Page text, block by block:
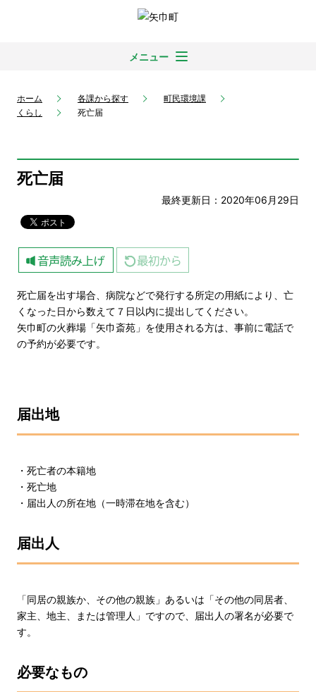
メニュー
ホーム 各課から探す
町民環境課
くらし
死亡届
死亡届
最終更新日：2020年06月29日
死亡届を出す場合、病院などで発行する所定の用紙により、亡
くなった日から数えて７日以内に提出してください。
矢巾町の火葬場「矢巾斎苑」を使用される方は、事前に電話で
の予約が必要です。
届出地
・死亡者の本籍地
・死亡地
・届出人の所在地（一時滞在地を含む）
届出人
「同居の親族か、その他の親族」あるいは「その他の同居者、
家主、地主、または管理人」ですので、届出人の署名が必要で
す。
必要なもの